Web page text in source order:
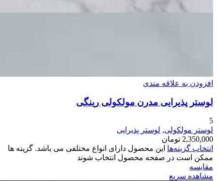
افزودن به علاقه مندی
لوستر پذیرایی مدرن مولکولی رینگی
5
لوستر مولکولی, لوستر پذیرایی
2,350,000 تومان
انتخاب گزینه‌ها این محصول دارای انواع مختلفی می باشد. گزینه ها
ممکن است در صفحه محصول انتخاب شوند
مقایسه
مشاهده سریع